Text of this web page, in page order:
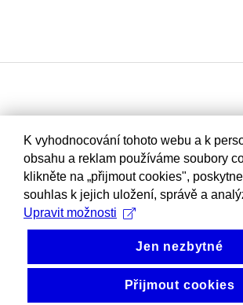
K vyhodnocování tohoto webu a k
obsahu a reklam používáme soubory
klikněte na „přijmout cookies",
souhlas k jejich uložení, správě a
Upravit možnosti
Jen nezbytné
Přijmout cookies